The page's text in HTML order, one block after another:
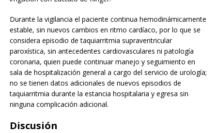
Durante la vigilancia el paciente continua hemodinámicamente
estable, sin nuevos cambios en ritmo cardíaco, por lo que se
considera episodio de taquiarritmia supraventricular
paroxística, sin antecedentes cardiovasculares ni patología
coronaria, quien puede continuar manejo y seguimiento en
sala de hospitalización general a cargo del servicio de urología;
no se tienen datos adicionales de nuevos episodios de
taquiarritmia durante la estancia hospitalaria y egresa sin
ninguna complicación adicional.
Discusión